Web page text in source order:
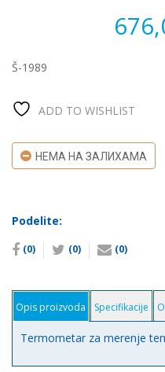
Š-1989
ADD TO WISHLIST
НЕМА НА ЗАЛИХАМА
Podelite:
(0) (0) (0)
Opis proizvoda Specifikacije
Termometar za merenje